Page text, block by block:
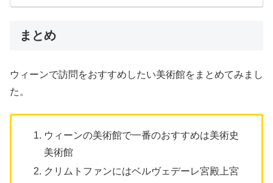
まとめ
ウィーンで訪問をおすすめしたい美術館をまとめてみまし
た。
ウィーンの美術館で一番のおすすめは美術史
美術館
クリムトファンにはベルヴェデーレ宮殿上宮